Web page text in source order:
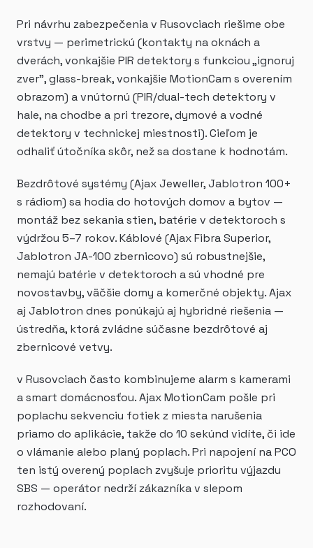
Pri návrhu zabezpečenia v Rusovciach riešime obe
vrstvy — perimetrickú (kontakty na oknách a
dverách, vonkajšie PIR detektory s funkciou „ignoruj
zver", glass-break, vonkajšie MotionCam s overením
obrazom) a vnútornú (PIR/dual-tech detektory v
hale, na chodbe a pri trezore, dymové a vodné
detektory v technickej miestnosti). Cieľom je
odhaliť útočníka skôr, než sa dostane k hodnotám.
Bezdrôtové systémy (Ajax Jeweller, Jablotron 100+
s rádiom) sa hodia do hotových domov a bytov —
montáž bez sekania stien, batérie v detektoroch s
výdržou 5–7 rokov. Káblové (Ajax Fibra Superior,
Jablotron JA-100 zbernicovo) sú robustnejšie,
nemajú batérie v detektoroch a sú vhodné pre
novostavby, väčšie domy a komerčné objekty. Ajax
aj Jablotron dnes ponúkajú aj hybridné riešenia —
ústredňa, ktorá zvládne súčasne bezdrôtové aj
zbernicové vetvy.
v Rusovciach často kombinujeme alarm s kamerami
a smart domácnosťou. Ajax MotionCam pošle pri
poplachu sekvenciu fotiek z miesta narušenia
priamo do aplikácie, takže do 10 sekúnd vidíte, či ide
o vlámanie alebo planý poplach. Pri napojení na PCO
ten istý overený poplach zvyšuje prioritu výjazdu
SBS — operátor nedrží zákazníka v slepom
rozhodovaní.